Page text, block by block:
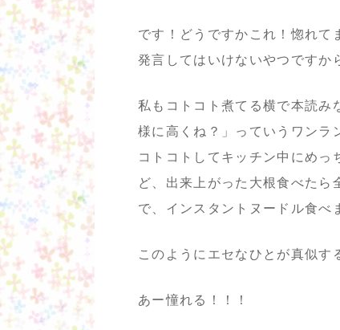
です！どうですかこれ！惚れて
発言してはいけないやつですか
私もコトコト煮てる横で本読み
様に高くね？」っていうワンラ
コトコトしてキッチン中にめ
ど、出来上がった大根食べた
で、インスタントヌードル食べ
このようにエセなひとが真似す
あー憧れる！！！